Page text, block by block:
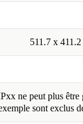
511.7 x
ne peut plus être
sont exclus